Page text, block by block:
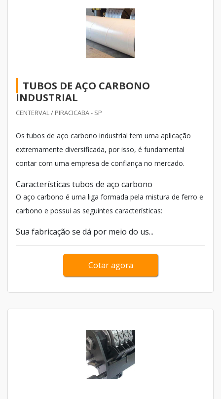
TUBOS DE AÇO CARBONO
INDUSTRIAL
CENTERVAL / PIRACICABA - SP
Os tubos de aço carbono industrial tem uma aplicação
extremamente diversificada, por isso, é fundamental
contar com uma empresa de confiança no mercado.
Características tubos de aço carbono
O aço carbono é uma liga formada pela mistura de ferro e
carbono e possui as seguintes características:
Sua fabricação se dá por meio do us...
Cotar agora